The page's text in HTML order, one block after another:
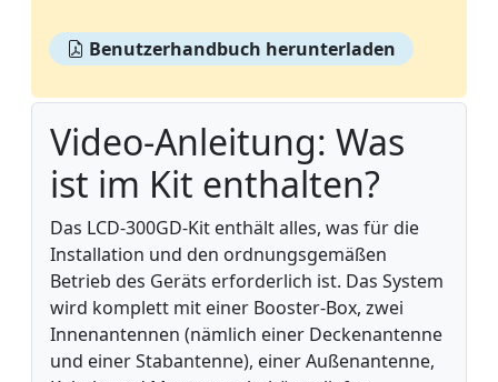
Benutzerhandbuch herunterladen
Video-Anleitung: Was
ist im Kit enthalten?
Das LCD-300GD-Kit enthält alles, was für die
Installation und den ordnungsgemäßen
Betrieb des Geräts erforderlich ist. Das System
wird komplett mit einer Booster-Box, zwei
Innenantennen (nämlich einer Deckenantenne
und einer Stabantenne), einer Außenantenne,